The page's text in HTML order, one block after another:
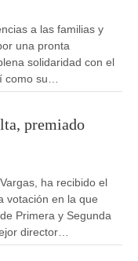
a las familias y
una pronta
solidaridad con el
como su…
premiado
ha recibido el
votación en la que
Primera y Segunda
director…